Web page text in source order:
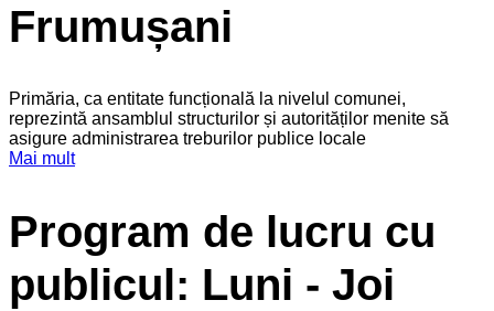
Frumușani
Primăria, ca entitate funcțională la nivelul comunei,
reprezintă ansamblul structurilor și autorităților menite să
asigure administrarea treburilor publice locale
Mai mult
Program de lucru cu
publicul: Luni - Joi